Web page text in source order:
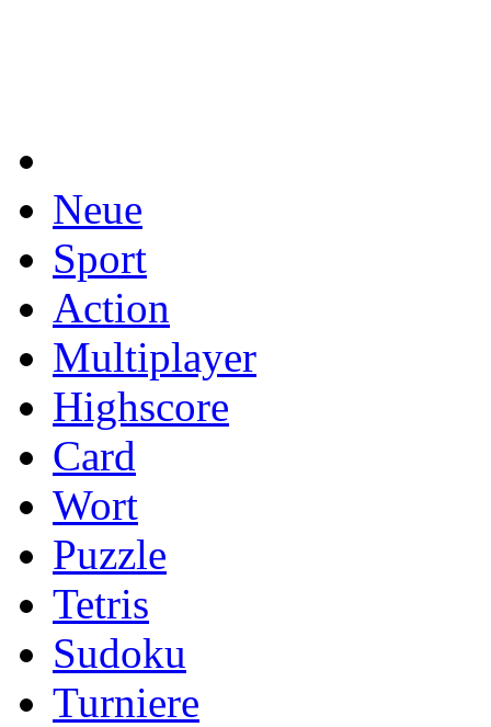
Neue
Sport
Action
Multiplayer
Highscore
Card
Wort
Puzzle
Tetris
Sudoku
Turniere